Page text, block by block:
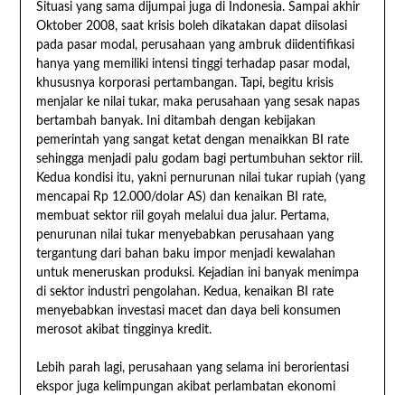
Situasi yang sama dijumpai juga di Indonesia. Sampai akhir
Oktober 2008, saat krisis boleh dikatakan dapat diisolasi
pada pasar modal, perusahaan yang ambruk diidentifikasi
hanya yang memiliki intensi tinggi terhadap pasar modal,
khususnya korporasi pertambangan. Tapi, begitu krisis
menjalar ke nilai tukar, maka perusahaan yang sesak napas
bertambah banyak. Ini ditambah dengan kebijakan
pemerintah yang sangat ketat dengan menaikkan BI rate
sehingga menjadi palu godam bagi pertumbuhan sektor riil.
Kedua kondisi itu, yakni pernurunan nilai tukar rupiah (yang
mencapai Rp 12.000/dolar AS) dan kenaikan BI rate,
membuat sektor riil goyah melalui dua jalur. Pertama,
penurunan nilai tukar menyebabkan perusahaan yang
tergantung dari bahan baku impor menjadi kewalahan
untuk meneruskan produksi. Kejadian ini banyak menimpa
di sektor industri pengolahan. Kedua, kenaikan BI rate
menyebabkan investasi macet dan daya beli konsumen
merosot akibat tingginya kredit.
Lebih parah lagi, perusahaan yang selama ini berorientasi
ekspor juga kelimpungan akibat perlambatan ekonomi